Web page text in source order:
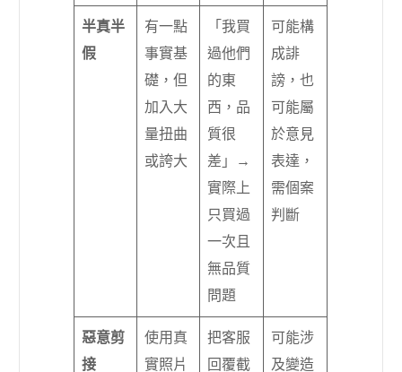
半真半
假
有一點
事實基
礎，但
加入大
量扭曲
或誇大
「我買
過他們
的東
西，品
質很
差」→
實際上
只買過
一次且
無品質
問題
可能構
成誹
謗，也
可能屬
於意見
表達，
需個案
判斷
惡意剪
接
使用真
實照片
把客服
回覆截
可能涉
及變造